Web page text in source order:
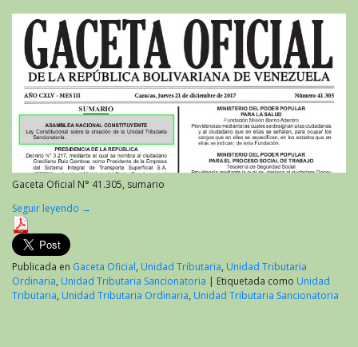
Gaceta Oficial N° 41.305, sumario
Seguir leyendo →
Publicada en Gaceta Oficial, Unidad Tributaria, Unidad Tributaria
Ordinaria, Unidad Tributaria Sancionatoria | Etiquetada como Unidad
Tributaria, Unidad Tributaria Ordinaria, Unidad Tributaria Sancionatoria